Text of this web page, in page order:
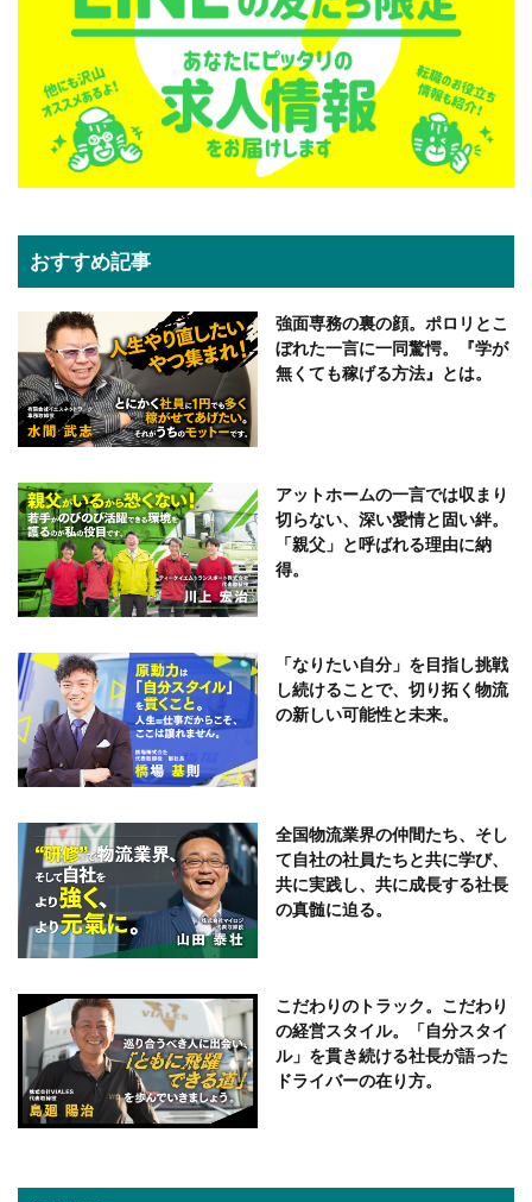
おすすめ記事
強面専務の裏の顔。ポロリとこ
ぼれた一言に一同驚愕。『学が
無くても稼げる方法』とは。
アットホームの一言では収まり
切らない、深い愛情と固い絆。
「親父」と呼ばれる理由に納
得。
「なりたい自分」を目指し挑戦
し続けることで、切り拓く物流
の新しい可能性と未来。
全国物流業界の仲間たち、そし
て自社の社員たちと共に学び、
共に実践し、共に成長する社長
の真髄に迫る。
こだわりのトラック。こだわり
の経営スタイル。「自分スタイ
ル」を貫き続ける社長が語った
ドライバーの在り方。